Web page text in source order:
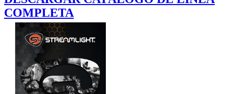
COMPLETA